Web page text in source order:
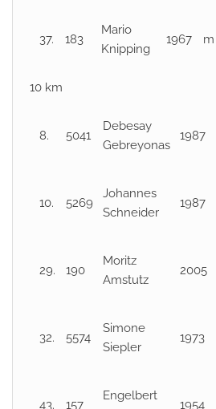
37. 183
Mario
Knipping
1967 m
10 km
8. 5041
Debesay
Gebreyonas
1987
10. 5269
Johannes
Schneider
1987
29. 190
Moritz
Amstutz
2005
32. 5574
Simone
Siepler
1973
43. 157
Engelbert
1954